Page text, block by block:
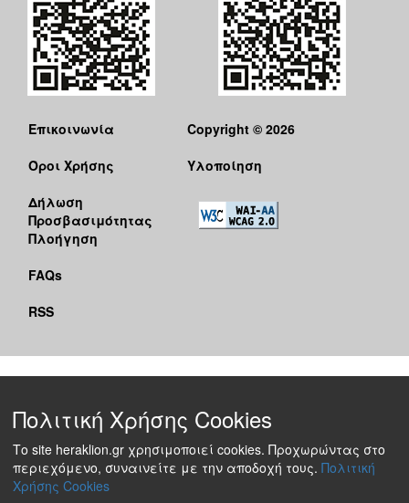
Επικοινωνία
Όροι Χρήσης
Δήλωση
Προσβασιμότητας
Πλοήγηση
FAQs
RSS
Copyright © 2026
Υλοποίηση
Πολιτική Χρήσης Cookies
Το site heraklion.gr χρησιμοποιεί cookies. Προχωρώντας στο
περιεχόμενο, συναινείτε με την αποδοχή τους. Πολιτική
Χρήσης Cookies